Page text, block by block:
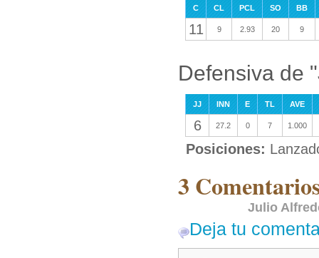
C CL PCL SO BB
11 9 2.93 20 9
Defensiva de
JJ INN E TL AVE
6 27.2 0 7 1.000
Posiciones:
3
Julio
Deja tu